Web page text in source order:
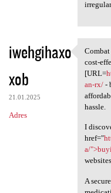
iwehgihaxo
xob
21.01.2025
Adres
cost-
[URL=
an-rx/-
hassle.
I
href="
a/
A